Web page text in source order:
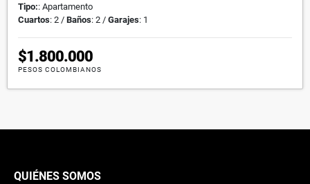
Tipo:: Apartamento
Cuartos: 2 / Baños: 2 / Garajes: 1
$1.800.000
PESOS COLOMBIANOS
QUIÉNES SOMOS